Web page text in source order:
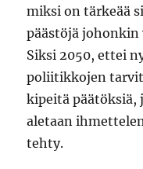
miksi on tärkeää
päästöjä johonkin
Siksi 2050, ettei
poliitikkojen
kipeitä päätöksiä,
aletaan
tehty.